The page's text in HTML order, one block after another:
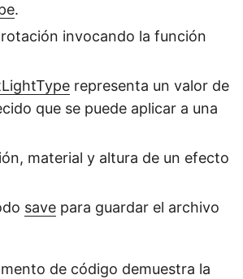
.
invocando la función
representa un valor de
que se puede aplicar a una
material y altura de un efecto
save para guardar el archivo
de código demuestra la